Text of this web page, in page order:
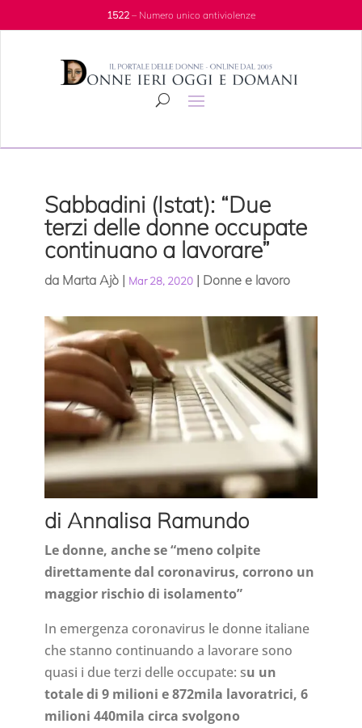
1522– Numero unico antiviolenze
Sabbadini (Istat): “Due
terzi delle donne occupate
continuano a lavorare”
da Marta Ajò| Mar 28, 2020| Donne e lavoro
di Annalisa Ramundo
Le donne, anche se “meno colpite
direttamente dal coronavirus, corrono un
maggior rischio di isolamento”
In emergenza coronavirus le donne italiane
che stanno continuando a lavorare sono
quasi i due terzi delle occupate: su un
totale di 9 milioni e 872mila lavoratrici, 6
milioni 440mila circa svolgono